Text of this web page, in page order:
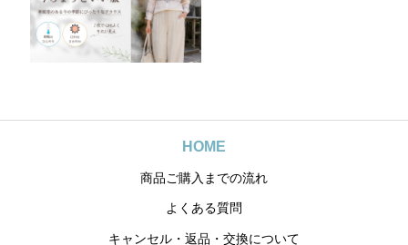
HOME
商品ご購入までの流れ
よくある質問
キャンセル・返品・交換について